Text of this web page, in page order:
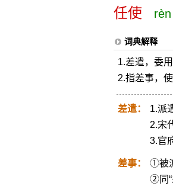
任使
词典解释
1.差遣，委用
2.指差事，使
差遣：
1.派
2.宋
3.官
差事：
①被
②同“